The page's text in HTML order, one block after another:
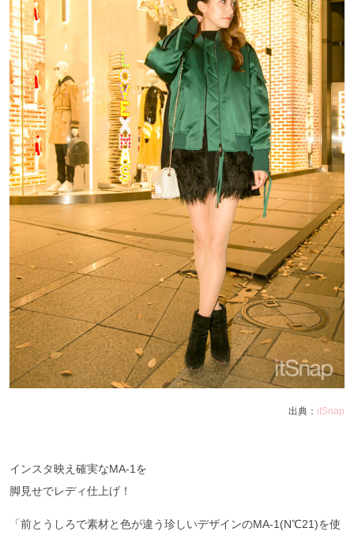
出典： itSnap
インスタ映え確実なMA-1を
脚見せでレディ仕上げ！
「前とうしろで素材と色が違う珍しいデザインのMA-1(N℃21)を使